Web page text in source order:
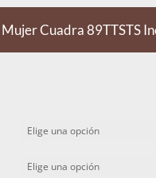
Cuadra 89TTSTS